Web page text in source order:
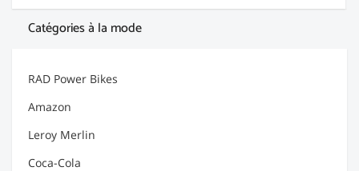
Catégories à la mode
RAD Power Bikes
Amazon
Leroy Merlin
Coca-Cola